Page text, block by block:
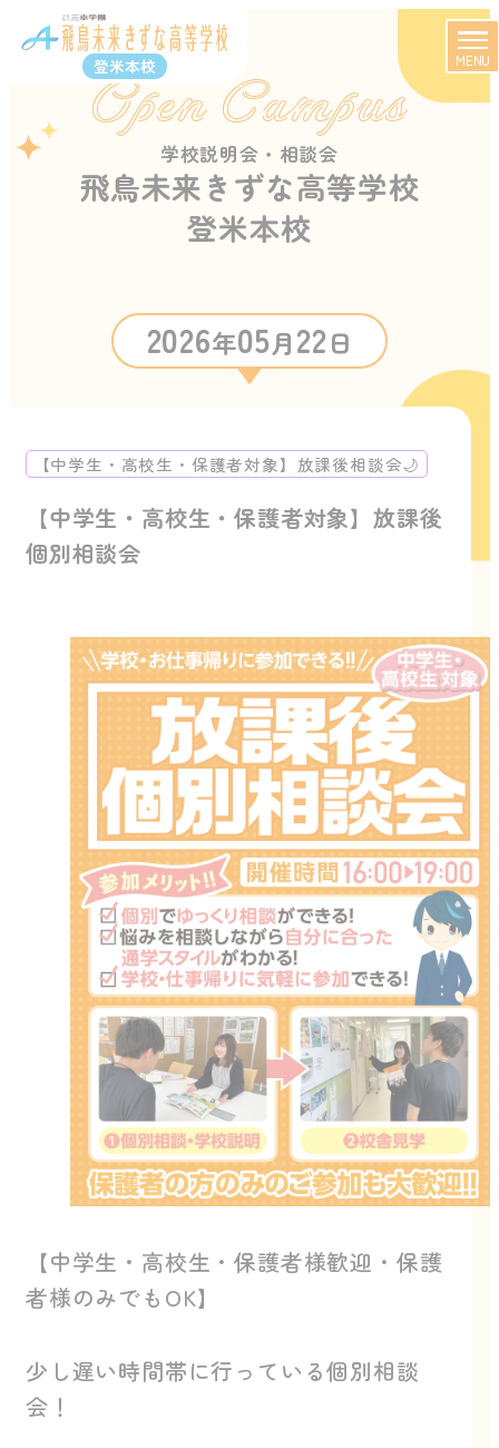
登米本校 MENU
Open Campus
学校説明会・相談会
飛鳥未来きずな高等学校
登米本校
2026年05月22日
【中学生・高校生・保護者対象】放課後
個別相談会
【中学生・高校生・保護者対象】放課後相談会🌙
【中学生・高校生・保護者様歓迎・保護
者様のみでもOK】
少し遅い時間帯に行っている個別相談
会！